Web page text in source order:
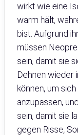
wirkt wie eine
warm hält,
bist. Aufgrund
müssen
sein, damit sie
Dehnen wieder
können, um
anzupassen,
sein, damit sie
gegen Risse,